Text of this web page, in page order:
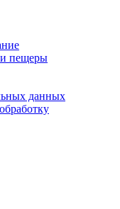
пещеры
данных